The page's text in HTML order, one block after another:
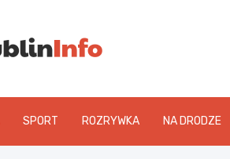
SPORT ROZRYWKA NA DRODZE